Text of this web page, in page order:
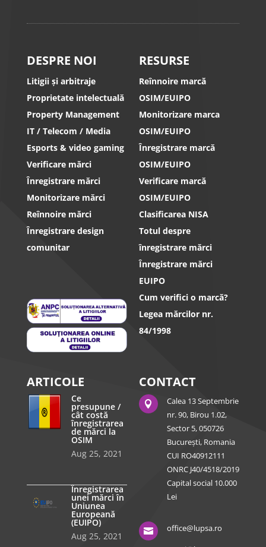
DESPRE NOI
Litigii și arbitraje
Proprietate intelectuală
Property Management
IT / Telecom / Media
Esports & video gaming
Verificare mărci
Înregistrare mărci
Monitorizare mărci
Reînnoire mărci
Înregistrare design
comunitar
RESURSE
Reînnoire marcă
OSIM/EUIPO
Monitorizare marca
OSIM/EUIPO
Înregistrare marcă
OSIM/EUIPO
Verificare marcă
OSIM/EUIPO
Clasificarea NISA
Totul despre
înregistrare mărci
Înregistrare mărci
EUIPO
Cum verifici o marcă?
Legea mărcilor nr.
84/1998
ARTICOLE
Ce
presupune /
cât costă
înregistrarea
de mărci la
OSIM
Aug 25, 2021
Înregistrarea
unei mărci în
Uniunea
Europeană
(EUIPO)
Aug 25, 2021
CONTACT

Calea 13 Septembrie
nr. 90, Birou 1.02,
Sector 5, 050726
București, Romania
CUI RO40912111
ONRC J40/4518/2019
Capital social 10.000
Lei

office@lupsa.ro